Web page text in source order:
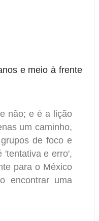
e meio à frente
não; e é a lição
um caminho,
de foco e
'tentativa e erro',
para o México
encontrar uma